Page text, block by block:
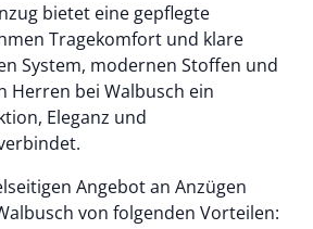
bietet eine gepflegte
Tragekomfort und klare
System, modernen Stoffen und
Herren bei Walbusch ein
Eleganz und
Angebot an Anzügen
von folgenden Vorteilen: